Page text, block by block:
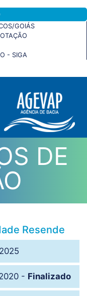
GOIÁS
- SIGA
DE
Resende
- Finalizado